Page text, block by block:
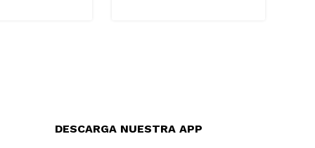
DESCARGA NUESTRA APP